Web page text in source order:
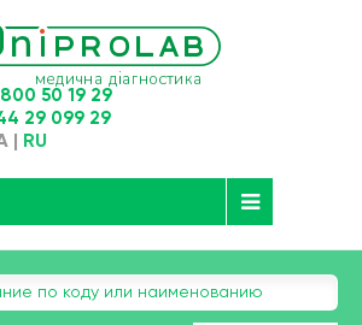
50 19 29
29 099 29
RU